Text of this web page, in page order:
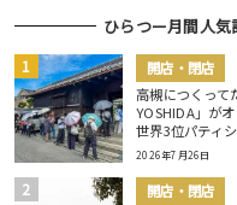
ひらつー月間人
開店・閉店
高槻につくっ
YOSHIDA」が
世界3位パティ
2026年7月26日
開店・閉店